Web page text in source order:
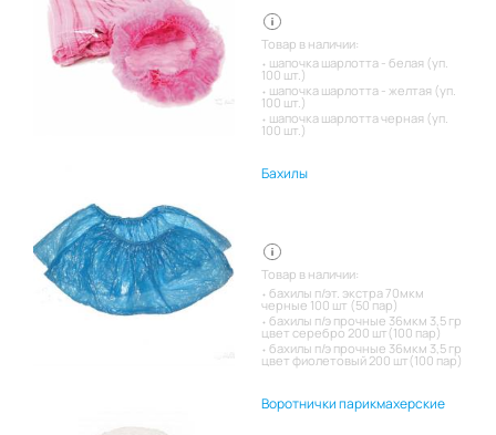
Товар в наличии:
шапочка шарлотта - белая (уп.
100 шт.)
шапочка шарлотта - желтая (уп.
100 шт.)
шапочка шарлотта черная (уп.
100 шт.)
Бахилы
Товар в наличии:
бахилы п/эт. экстра 70мкм
черные 100 шт (50 пар)
бахилы п/э прочные 36мкм 3,5 гр
цвет серебро 200 шт(100 пар)
бахилы п/э прочные 36мкм 3,5 гр
цвет фиолетовый 200 шт(100 пар)
Воротнички парикмахерские